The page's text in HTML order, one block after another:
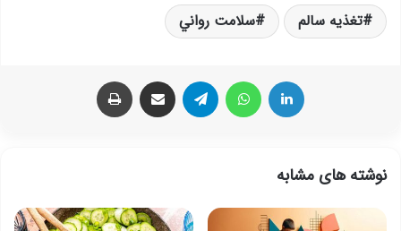
تغذیه سالم سلامت رواني
لینکدین تلگرام اشتراک گذاری از طریق ایمیل
نوشته های مشابه